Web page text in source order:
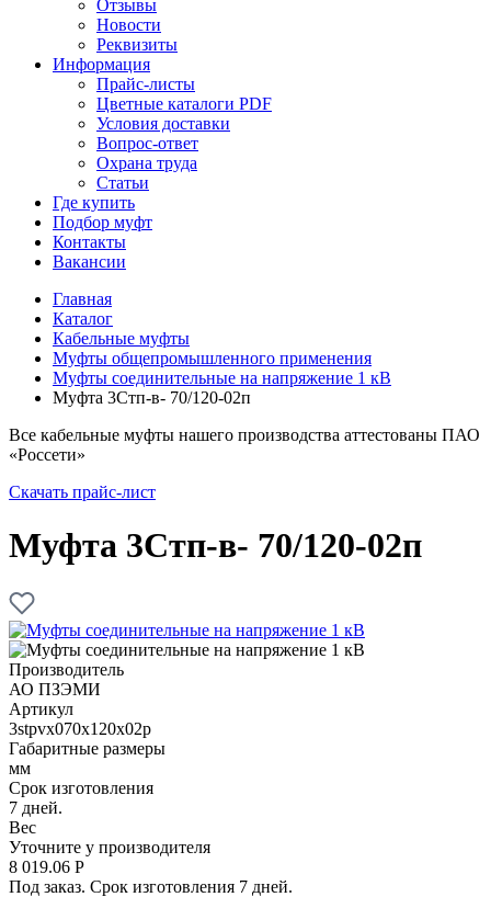
Отзывы
Новости
Реквизиты
Информация
Прайс-листы
Цветные каталоги PDF
Условия доставки
Вопрос-ответ
Охрана труда
Статьи
Где купить
Подбор муфт
Контакты
Вакансии
Главная
Каталог
Кабельные муфты
Муфты общепромышленного применения
Муфты соединительные на напряжение 1 кВ
Муфта 3Стп-в- 70/120-02п
Все кабельные муфты нашего производства аттестованы ПАО
«Россети»
Скачать прайс-лист
Муфта 3Стп-в- 70/120-02п
Производитель
АО ПЗЭМИ
Артикул
3stpvx070x120x02p
Габаритные размеры
мм
Срок изготовления
7 дней.
Вес
Уточните у производителя
8 019.06 Р
Под заказ. Срок изготовления 7 дней.